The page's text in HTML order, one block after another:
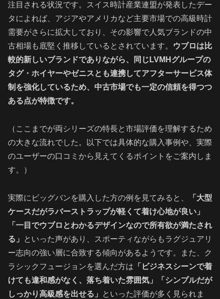
注目される状況です。スイス時計産業連盟が発表したデー
タによれば、アジアやアメリカなど主要市場での高級時計
需要がさらに拡大しており、その影響で人気ブランドの中
古相場も底堅く推移しているとされています。
ウブロは比
較的新しいブランドでありながら、同じLVMHグループの
タグ・ホイヤーやゼニスとも連携してアフターサービス体
制を強化しているため、中古市場でも一定の信頼を得つつ
ある点が特徴です。
（ここまでが両シリーズの特長と市場評価を理解するため
の大きな流れでした。以下では具体的な購入事例や、実際
のユーザーの口コミから見えてくるポイントをご案内しま
す。）
実際にビッグバンを購入した方の例を見てみると、
「大型
ケースだがラバーストラップが軽くて着け心地が良い」
「一目でウブロとわかるデザインなので所有欲が満たされ
る」
といった声があり、スポーティながらもラグジュアリ
ー志向の強い層に合致する傾向があるようです。また、ク
ラシックフュージョンを選んだ方は 「ビジネスシーンで着
けても違和感がなく、落ち着いた雰囲気」「シンプルだが
しっかり高級感を出せる」
といった評価が多く見られま